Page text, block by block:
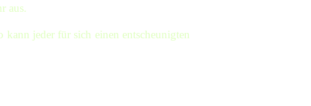
aus.
jeder für sich einen entscheunigten